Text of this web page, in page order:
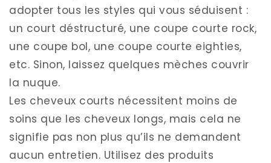
adopter tous les styles qui vous séduisent :
un court déstructuré, une coupe courte rock,
une coupe bol, une coupe courte eighties,
etc. Sinon, laissez quelques mèches couvrir
la nuque.
Les cheveux courts nécessitent moins de
soins que les cheveux longs, mais cela ne
signifie pas non plus qu’ils ne demandent
aucun entretien. Utilisez des produits